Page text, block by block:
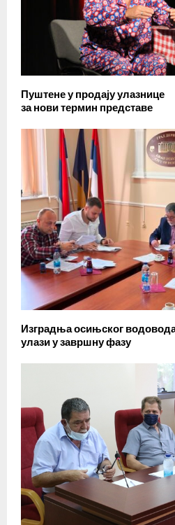
Пуштене у продају улазнице
за нови термин представе
Изградња осињског
улази у завршну фазу